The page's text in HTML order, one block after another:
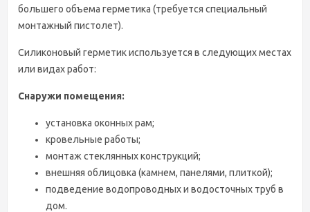
большего объема герметика (требуется специальный
монтажный пистолет).
Силиконовый герметик используется в следующих местах
или видах работ:
Снаружи помещения:
установка оконных рам;
кровельные работы;
монтаж стеклянных конструкций;
внешняя облицовка (камнем, панелями, плиткой);
подведение водопроводных и водосточных труб в
дом.